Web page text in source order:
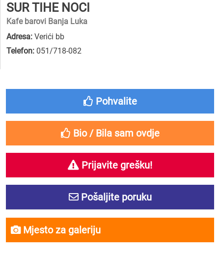
SUR TIHE NOCI
Kafe barovi Banja Luka
Adresa: Verići bb
Telefon: 051/718-082
Pohvalite
Bio / Bila sam ovdje
Prijavite grešku!
Pošaljite poruku
Mjesto za galeriju